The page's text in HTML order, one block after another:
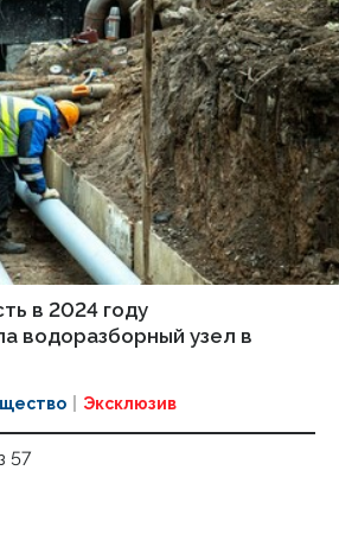
в 2024 году
водоразборный узел в
Эксклюзив
57